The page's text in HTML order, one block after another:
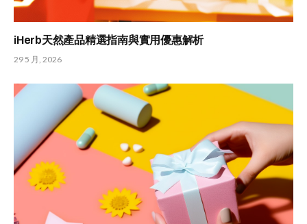
iHerb天然產品精選指南與實用優惠解析
29 5 月, 2026